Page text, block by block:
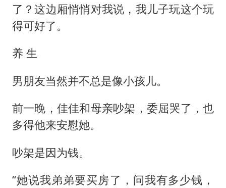
了？这边厢悄悄对我说，我儿子玩这个玩
得可好了。
养 生
男朋友当然并不总是像小孩儿。
前一晚，佳佳和母亲吵架，委屈哭了，也
多得他来安慰她。
吵架是因为钱。
“她说我弟弟要买房了，问我有多少钱，